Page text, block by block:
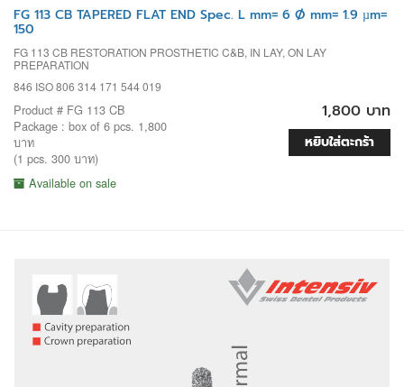
FG 113 CB TAPERED FLAT END Spec. L mm= 6 Ø mm= 1.9 µm=
150
FG 113 CB RESTORATION PROSTHETIC C&B, IN LAY, ON LAY
PREPARATION
846 ISO 806 314 171 544 019
Product # FG 113 CB
Package : box of 6 pcs. 1,800
บาท
(1 pcs. 300 บาท)
Available on sale
1,800 บาท
หยิบใส่ตะกร้า